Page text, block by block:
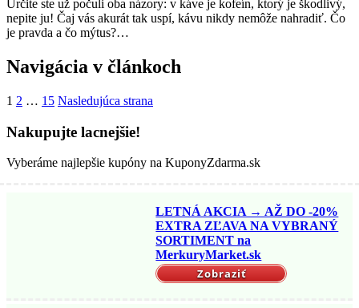
Určite ste už počuli oba názory: v káve je kofeín, ktorý je škodlivý,
nepite ju! Čaj vás akurát tak uspí, kávu nikdy nemôže nahradiť. Čo
je pravda a čo mýtus?…
Navigácia v článkoch
1 2 … 15 Nasledujúca strana
Nakupujte lacnejšie!
Vyberáme najlepšie kupóny na KuponyZdarma.sk
LETNÁ AKCIA → AŽ DO -20%
EXTRA ZĽAVA NA VYBRANÝ
SORTIMENT na
MerkuryMarket.sk
Zobraziť